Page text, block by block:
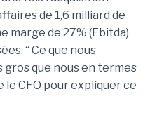
de 1,6 milliard de
marge de 27% (Ebitda)
“ Ce que nous
que nous en termes
le CFO pour expliquer ce